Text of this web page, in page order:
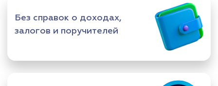
Без справок о доходах,
залогов и поручителей